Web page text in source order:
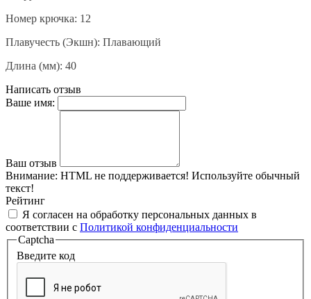
Номер крючка: 12
Плавучесть (Экшн): Плавающий
Длина (мм): 40
Написать отзыв
Ваше имя:
Ваш отзыв
Внимание: HTML не поддерживается! Используйте обычный
текст!
Рейтинг
Я согласен на обработку персональных данных в
соответствии с Политикой конфиденциальности
Captcha
Введите код